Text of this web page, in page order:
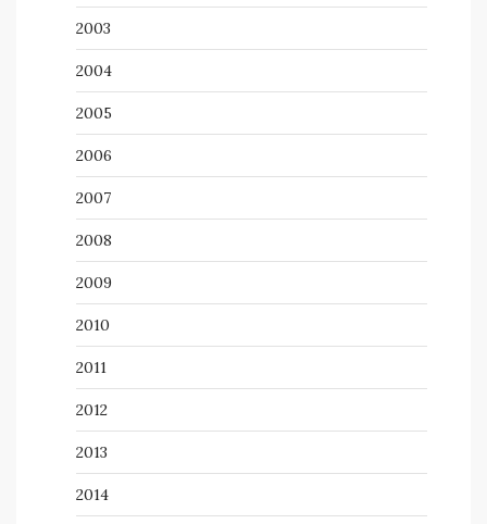
2003
2004
2005
2006
2007
2008
2009
2010
2011
2012
2013
2014